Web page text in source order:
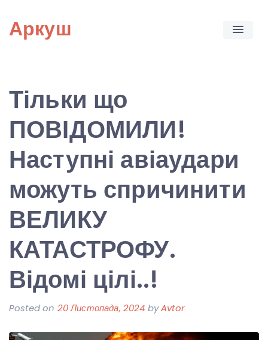
content
Аркуш
Тільки що
ПОВІДОМИЛИ!
Наступні авіаудари
можуть спричинити
ВЕЛИКУ
КАТАСТРОФУ.
Відомі цілі..!
Posted on 20 Листопада, 2024 byAvtor